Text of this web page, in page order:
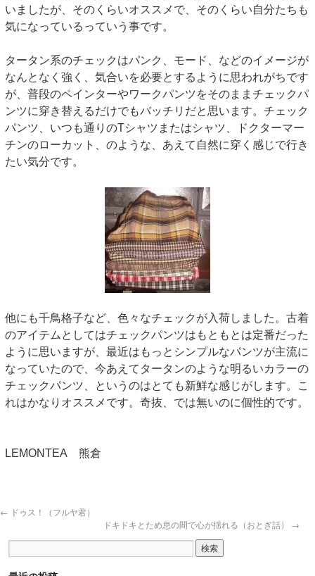
いましたが、そのくらいオススメで、そのくらい自分たちも
気になっているっていう事です。
タータン系のチェックはパンク、モード、などのイメージが
なんとなく強く、気合いを必要とするように思われがちです
が、普段のペインターやワークパンツをそのままチェックパ
ンツに穿き替えるだけでもバッチリだと思います。チェック
パンツ、いつも通りのTシャツまたはシャツ、ドクターマー
チンのローカット、のような、あえて自然に穿く感じで行き
たい気分です。
他にも千鳥格子など、色々なチェックが入荷しました。古着
のアイテムとしてはチェックパンツはもともとは定番だった
ように思いますが、最近はもっとシンプルなパンツが主流に
なっていたので、今あえてタータンのような明るいカラーの
チェックパンツ、というのはとても新鮮な感じがします。こ
れはかなりオススメです。奇抜、では無いのに個性的です。
LEMONTEA 熊倉
← ドゥス！（フルヤ君）
ドキドキとため息の間で心が揺れる（おとぎ話） →